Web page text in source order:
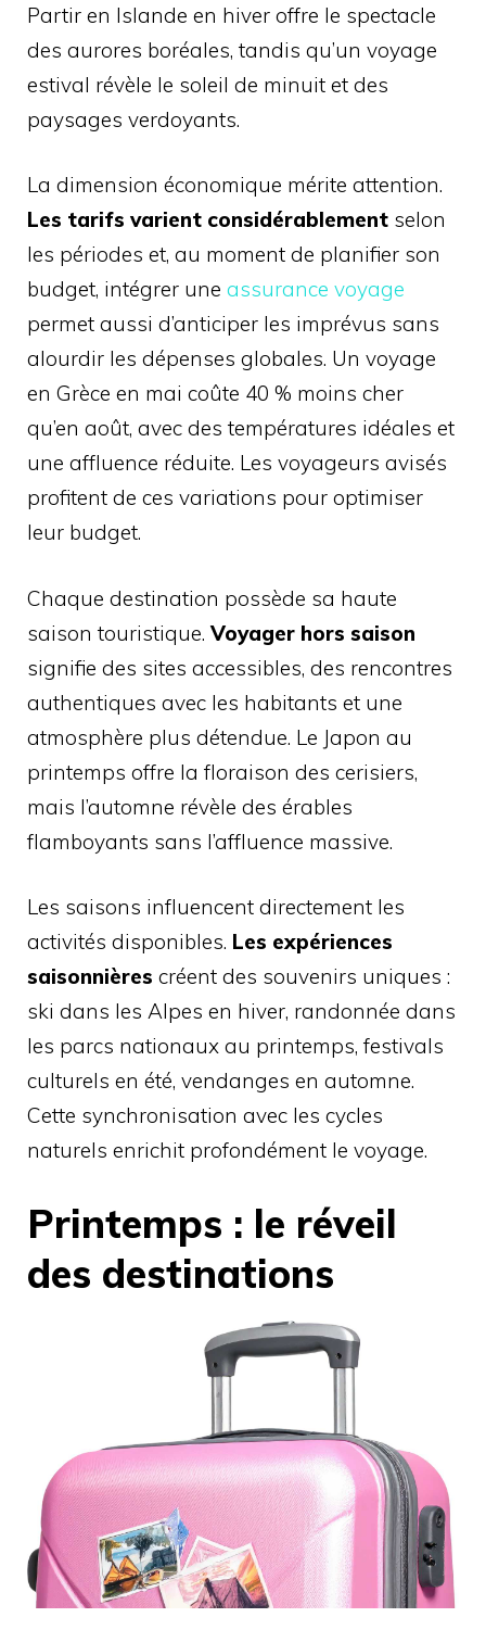
Partir en Islande en hiver offre le spectacle
des aurores boréales, tandis qu’un voyage
estival révèle le soleil de minuit et des
paysages verdoyants.
La dimension économique mérite attention.
Les tarifs varient considérablement selon
les périodes et, au moment de planifier son
budget, intégrer une assurance voyage
permet aussi d’anticiper les imprévus sans
alourdir les dépenses globales. Un voyage
en Grèce en mai coûte 40 % moins cher
qu’en août, avec des températures idéales et
une affluence réduite. Les voyageurs avisés
profitent de ces variations pour optimiser
leur budget.
Chaque destination possède sa haute
saison touristique.Voyager hors saison
signifie des sites accessibles, des rencontres
authentiques avec les habitants et une
atmosphère plus détendue. Le Japon au
printemps offre la floraison des cerisiers,
mais l’automne révèle des érables
flamboyants sans l’affluence massive.
Les saisons influencent directement les
activités disponibles. Les expériences
saisonnières créent des souvenirs uniques :
ski dans les Alpes en hiver, randonnée dans
les parcs nationaux au printemps, festivals
culturels en été, vendanges en automne.
Cette synchronisation avec les cycles
naturels enrichit profondément le voyage.
Printemps : le réveil
des destinations